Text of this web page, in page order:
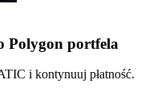
Polygon portfela
i kontynuuj płatność.